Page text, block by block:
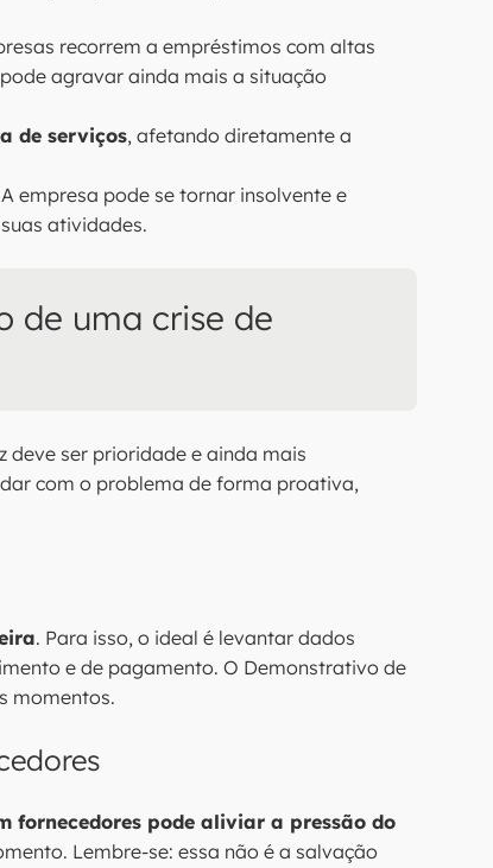
recorrem a empréstimos com altas
agravar ainda mais a situação
de serviços, afetando diretamente a
empresa pode se tornar insolvente e
atividades.
de uma crise de
deve ser prioridade e ainda mais
com o problema de forma proativa,
. Para isso, o ideal é levantar dados
e de pagamento. O Demonstrativo de
momentos.
fornecedores pode aliviar a pressão do
Lembre-se: essa não é a salvação